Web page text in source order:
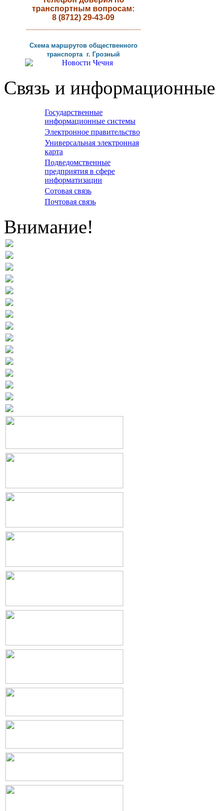
транспортным вопросам:
8 (8712) 29-43-09
Схема маршрутов общественного
транспорта г. Грозный
Связь и информационные
Государственные
информационные системы
Электронное правительство
Универсальная электронная
карта
Подведомственные
предприятия в сфере
информатизации
Сотовая связь
Почтовая связь
Внимание!